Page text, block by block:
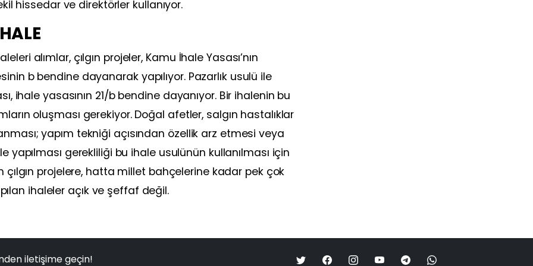
hissedar ve direktörler kullanıyor.
alımlar, çılgın projeler, Kamu İhale Yasası’nın
b bendine dayanarak yapılıyor. Pazarlık usulü ile
ihale yasasının 21/b bendine dayanıyor. Bir ihalenin bu
oluşması gerekiyor. Doğal afetler, salgın hastalıklar
yapım tekniği açısından özellik arz etmesi veya
yapılması gerekliliği bu ihale usulünün kullanılması için
projelere, hatta millet bahçelerine kadar pek çok
ihaleler açık ve şeffaf değil.
iletişime geçin!